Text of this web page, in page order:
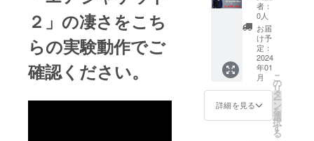
２」の凄さをこち
らの実験動作でご
確認ください。
さいま
すよ
う、よ
ろしく
お願い
申し上
げま
す。
配送時
期：
2024年
1月予定
です。
支援購
入の性
質上、
以上の
注意点
能あ
り)×1着
［一般
販売予
定価格
54,800
円(税込)
の40%
オ
フ！］
※カラー
者：
0人
お届
け予
定：
2024
年01
月
詳細を見る
こ
の
リ
タ
ー
ン
を
選
択
す
る